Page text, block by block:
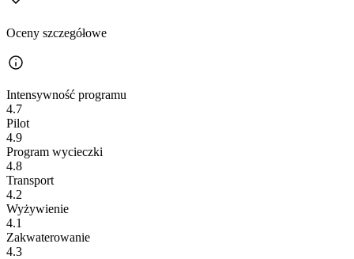
Oceny szczegółowe
Intensywność programu
4.7
Pilot
4.9
Program wycieczki
4.8
Transport
4.2
Wyżywienie
4.1
Zakwaterowanie
4.3